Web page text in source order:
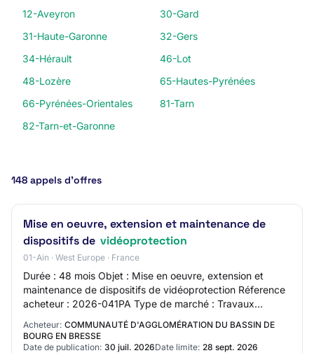
12-Aveyron
30-Gard
31-Haute-Garonne
32-Gers
34-Hérault
46-Lot
48-Lozère
65-Hautes-Pyrénées
66-Pyrénées-Orientales
81-Tarn
82-Tarn-et-Garonne
148 appels d’offres
Mise en oeuvre, extension et maintenance de
dispositifs de vidéoprotection
01-Ain · West Europe · France
Durée : 48 mois Objet : Mise en oeuvre, extension et
maintenance de dispositifs de vidéoprotection Réference
acheteur : 2026-041PA Type de marché : Travaux
Procédure : Procédure adaptée ouverte Techn…
Acheteur: COMMUNAUTÉ D'AGGLOMÉRATION DU BASSIN DE
BOURG EN BRESSE
Date de publication: 30 juil. 2026Date limite: 28 sept. 2026